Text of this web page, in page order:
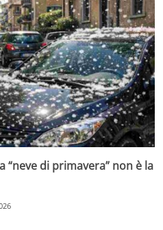
“neve di primavera” non è la